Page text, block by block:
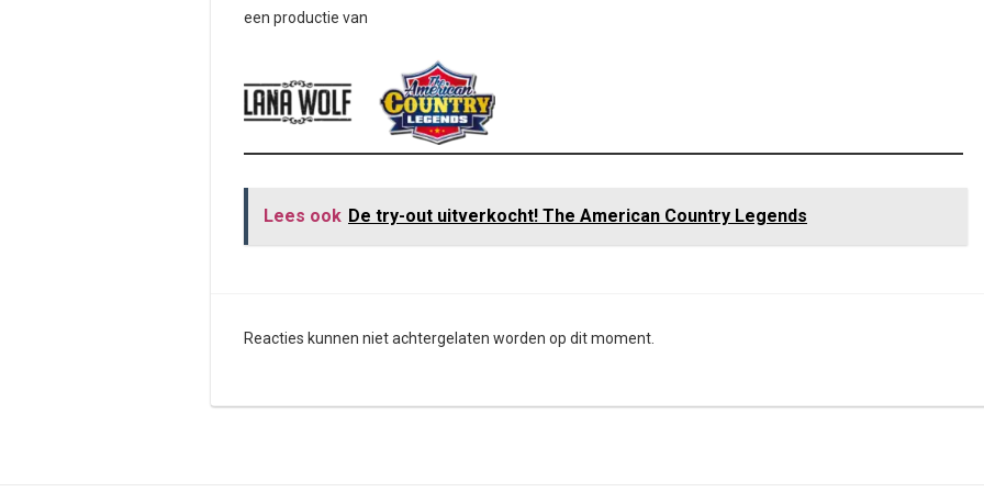
een productie van
Lees ook De try-out uitverkocht! The American Country Legends
Reacties kunnen niet achtergelaten worden op dit moment.